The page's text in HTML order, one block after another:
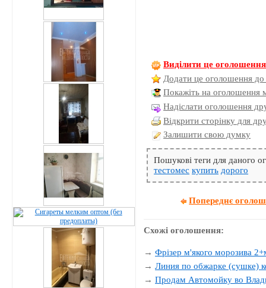
Виділити це оголошення
Додати це оголошення до
Покажіть на оголошення
Надіслати оголошення
Відкрити сторінку для
Залишити свою думку
Пошукові теги для даного
тестомес купить дорого
Попереднє
Схожі оголошення:
→Фрізер м'якого морозива
→Линия по обжарке (сушке)
→Продам Автомойку во